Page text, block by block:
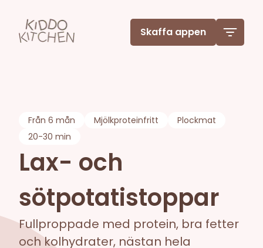
Skaffa appen
Från 6 mån Mjölkproteinfritt
Plockmat
20-30 min
Lax- och
sötpotatistoppar
Fullproppade med protein, bra fetter
och kolhydrater, nästan hela